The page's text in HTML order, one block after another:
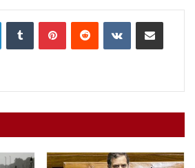
LinkedInTumblr PinterestReddit VKontakteShare via Email